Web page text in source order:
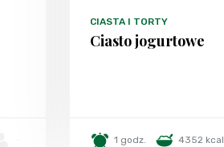
CIASTA I TORTY
Ciasto jogurtowe
1 godz. 4352 kcal